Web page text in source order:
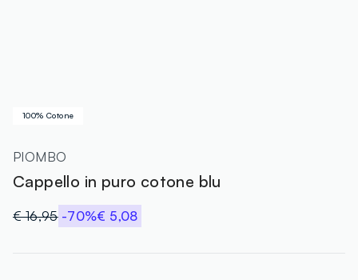
100% Cotone
PIOMBO
Cappello in puro cotone blu
€ 16,95 -70%€ 5,08